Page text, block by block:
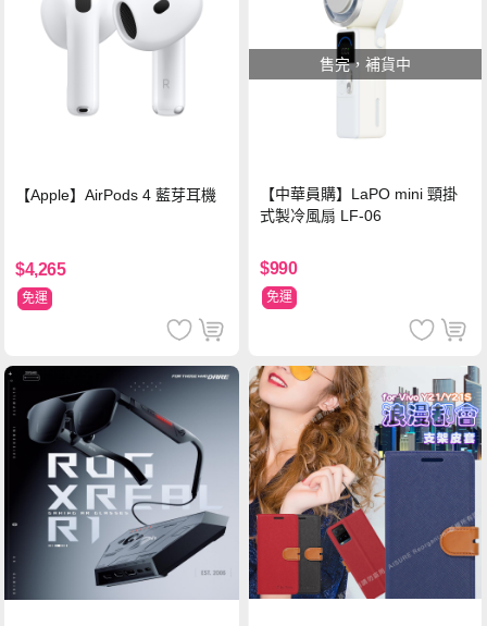
【Apple】AirPods 4 藍芽耳機
$4,265
免運
售完，補貨中
【中華員購】LaPO mini 頸掛
式製冷風扇 LF-06
$990
免運